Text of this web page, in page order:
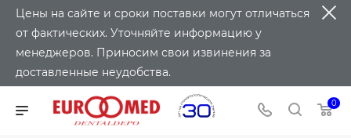
Цены на сайте и сроки поставки могут отличаться
от фактических. Уточняйте информацию у
менеджеров. Приносим свои извинения за
доставленные неудобства.
0